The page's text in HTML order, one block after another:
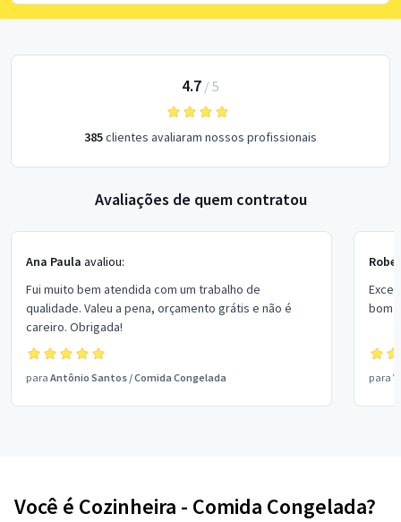
4.7 / 5
385clientes avaliaram nossos profissionais
Avaliações de quem contratou
Ana Paula avaliou:
Fui muito bem atendida com um trabalho de
qualidade. Valeu a pena, orçamento grátis e não é
careiro. Obrigada!
para Antônio Santos /Comida Congelada
bom
para
Você é Cozinheira - Comida Congelada?